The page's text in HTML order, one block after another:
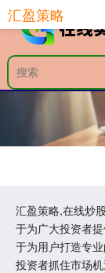
汇盈策略,在线炒
于为广大投资者
于为用户打造专
投资者抓住市场
汇盈策略